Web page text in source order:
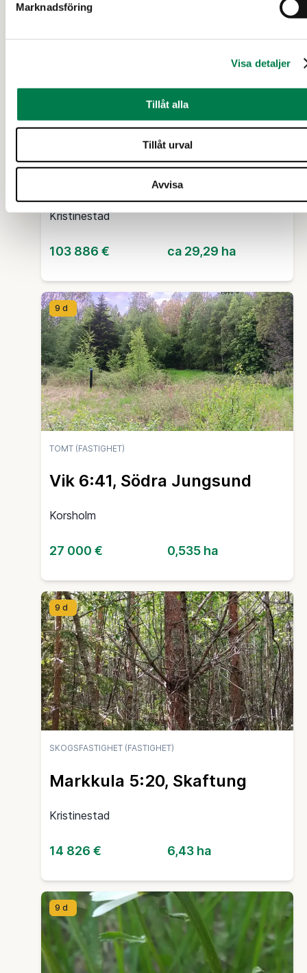
Marknadsföring
Visa detaljer
Tillåt alla
Tillåt urval
Avvisa
Vallskog 32:65 och/ja del
av/osa Manngård 32:29,
Lappfjärd/Lapväärtti
Kristinestad
103 886 € ca 29,29 ha
9 d
TOMT (FASTIGHET)
Vik 6:41, Södra Jungsund
Korsholm
27 000 € 0,535 ha
9 d
SKOGSFASTIGHET (FASTIGHET)
Markkula 5:20, Skaftung
Kristinestad
14 826 € 6,43 ha
9 d